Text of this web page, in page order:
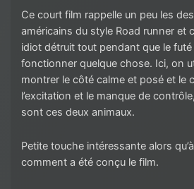
Ce court film rappelle un peu les
américains du style Road runner et
idiot détruit tout pendant que le
fonctionner quelque chose. Ici, on
montrer le côté calme et posé et le
l’excitation et le manque de
sont ces deux animaux.
Petite touche intéressante alors
comment a été conçu le film.